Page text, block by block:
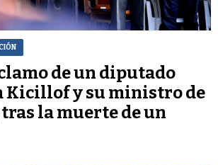
de un diputado
Kicillof y su ministro de
la muerte de un